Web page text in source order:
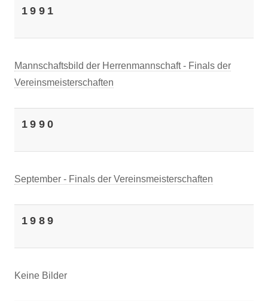
1991
Mannschaftsbild der Herrenmannschaft - Finals der
Vereinsmeisterschaften
1990
September - Finals der Vereinsmeisterschaften
1989
Keine Bilder